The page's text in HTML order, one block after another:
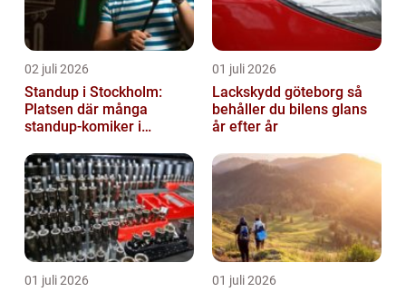
02 juli 2026
Standup i Stockholm:
Platsen där många
standup-komiker i
01 juli 2026
Lackskydd göteborg så
behåller du bilens glans
år efter år
01 juli 2026 01 juli 2026